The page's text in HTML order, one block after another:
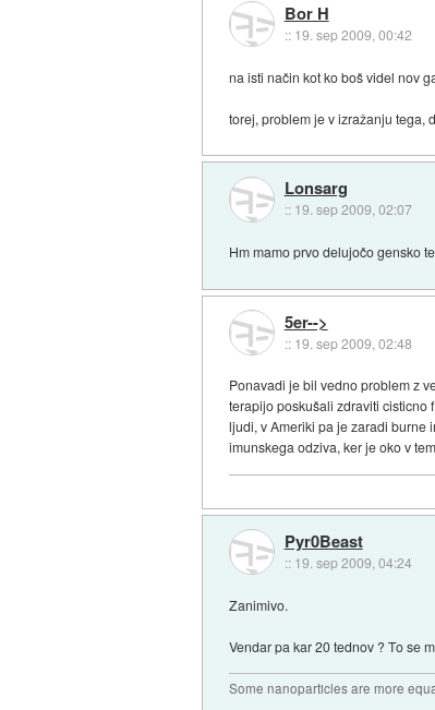
Bor H
:: 19. sep 2009, 00:42
na isti način kot ko boš videl nov
torej, problem je v izražanju tega,
Lonsarg
:: 19. sep 2009, 02:07
Hm mamo prvo delujočo gensko
5er-->
:: 19. sep 2009, 02:48
Ponavadi je bil vedno problem z
terapijo poskušali zdraviti cisticno
ljudi, v Ameriki pa je zaradi burne
imunskega odziva, ker je oko v
Pyr0Beast
:: 19. sep 2009, 04:24
Zanimivo.
Vendar pa kar 20 tednov ? To se
Some nanoparticles are more